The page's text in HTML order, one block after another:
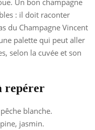
: il doit raconter
du Champagne Vincent
palette qui peut aller
selon la cuvée et son
repérer
blanche.
jasmin.